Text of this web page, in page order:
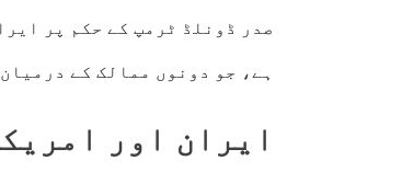
صدر ڈونلڈ ٹرمپ کے حکم پر
ہے، جو دونوں ممالک کے
ایران اور